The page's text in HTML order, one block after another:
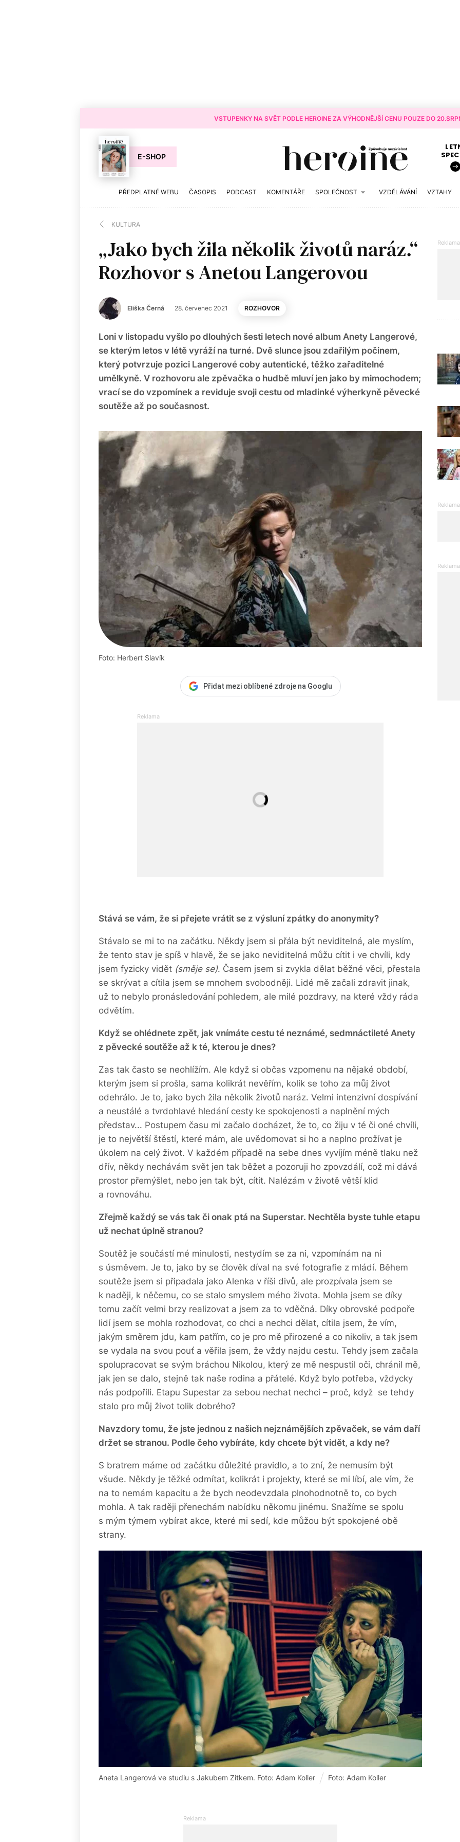
VSTUPENKY NA SVĚT PODLE HEROINE ZA VÝHODNĚJŠÍ CENU POUZE DO
E-SHOP
PŘEDPLATNÉ WEBU ČASOPIS PODCAST KOMENTÁŘE SPOLEČNOST VZDĚLÁVÁNÍ VZTAHY
KULTURA
„Jako bych žila několik životů naráz.“
Rozhovor s Anetou Langerovou
Eliška Černá 28. červenec 2021 ROZHOVOR
Loni v listopadu vyšlo po dlouhých šesti letech nové album Anety Langerové,
se kterým letos v létě vyráží na turné. Dvě slunce jsou zdařilým počinem,
který potvrzuje pozici Langerové coby autentické, těžko zařaditelné
umělkyně. V rozhovoru ale zpěvačka o hudbě mluví jen jako by mimochodem;
vrací se do vzpomínek a reviduje svoji cestu od mladinké výherkyně pěvecké
soutěže až po současnost.
Foto: Herbert Slavík
Přidat mezi oblíbené zdroje na Googlu
Stává se vám, že si přejete vrátit se z výsluní zpátky do anonymity?
Stávalo se mi to na začátku. Někdy jsem si přála být neviditelná, ale myslím,
že tento stav je spíš v hlavě, že se jako neviditelná můžu cítit i ve chvíli, kdy
jsem fyzicky vidět (směje se). Časem jsem si zvykla dělat běžné věci, přestala
se skrývat a cítila jsem se mnohem svobodněji. Lidé mě začali zdravit jinak,
už to nebylo pronásledování pohledem, ale milé pozdravy, na které vždy ráda
odvětím.
Když se ohlédnete zpět, jak vnímáte cestu té neznámé, sedmnáctileté Anety
z pěvecké soutěže až k té, kterou je dnes?
Zas tak často se neohlížím. Ale když si občas vzpomenu na nějaké období,
kterým jsem si prošla, sama kolikrát nevěřím, kolik se toho za můj život
odehrálo. Je to, jako bych žila několik životů naráz. Velmi intenzivní dospívání
a neustálé a tvrdohlavé hledání cesty ke spokojenosti a naplnění mých
představ... Postupem času mi začalo docházet, že to, co žiju v té či oné chvíli,
je to největší štěstí, které mám, ale uvědomovat si ho a naplno prožívat je
úkolem na celý život. V každém případě na sebe dnes vyvíjím méně tlaku než
dřív, někdy nechávám svět jen tak běžet a pozoruji ho zpovzdálí, což mi dává
prostor přemýšlet, nebo jen tak být, cítit. Nalézám v životě větší klid
a rovnováhu.
Zřejmě každý se vás tak či onak ptá na Superstar. Nechtěla byste tuhle etapu
už nechat úplně stranou?
Soutěž je součástí mé minulosti, nestydím se za ni, vzpomínám na ni
s úsměvem. Je to, jako by se člověk díval na své fotografie z mládí. Během
soutěže jsem si připadala jako Alenka v říši divů, ale prozpívala jsem se
k naději, k něčemu, co se stalo smyslem mého života. Mohla jsem se díky
tomu začít velmi brzy realizovat a jsem za to vděčná. Díky obrovské podpoře
lidí jsem se mohla rozhodovat, co chci a nechci dělat, cítila jsem, že vím,
jakým směrem jdu, kam patřím, co je pro mě přirozené a co nikoliv, a tak jsem
se vydala na svou pouť a věřila jsem, že vždy najdu cestu. Tehdy jsem začala
spolupracovat se svým bráchou Nikolou, který ze mě nespustil oči, chránil mě,
jak jen se dalo, stejně tak naše rodina a přátelé. Když bylo potřeba, vždycky
nás podpořili. Etapu Supestar za sebou nechat nechci – proč, když se tehdy
stalo pro můj život tolik dobrého?
Navzdory tomu, že jste jednou z našich nejznámějších zpěvaček, se vám daří
držet se stranou. Podle čeho vybíráte, kdy chcete být vidět, a kdy ne?
S bratrem máme od začátku důležité pravidlo, a to zní, že nemusím být
všude. Někdy je těžké odmítat, kolikrát i projekty, které se mi líbí, ale vím, že
na to nemám kapacitu a že bych neodevzdala plnohodnotně to, co bych
mohla. A tak raději přenechám nabídku někomu jinému. Snažíme se spolu
s mým týmem vybírat akce, které mi sedí, kde můžou být spokojené obě
strany.
Aneta Langerová ve studiu s Jakubem Zitkem. Foto: Adam Koller Foto: Adam Koller